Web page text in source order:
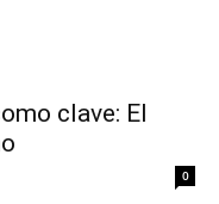
clave: El
0